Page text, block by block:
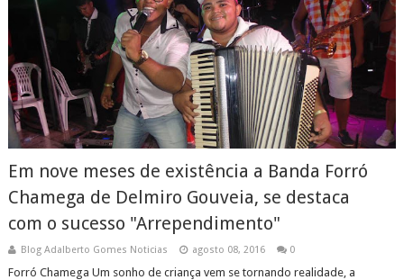
Em nove meses de existência a Banda Forró
Chamega de Delmiro Gouveia, se destaca
com o sucesso "Arrependimento"
Blog Adalberto Gomes Noticias agosto 08, 2016 0
Forró Chamega Um sonho de criança vem se tornando realidade, a